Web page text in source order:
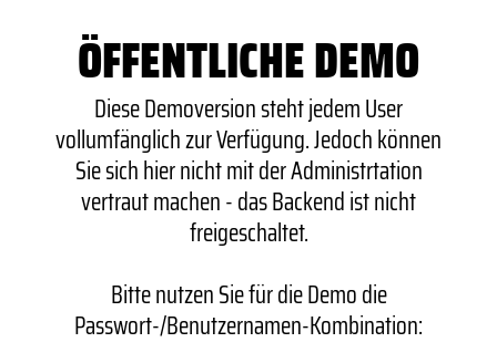
ÖFFENTLICHE DEMO
Diese Demoversion steht jedem User
vollumfänglich zur Verfügung. Jedoch können
Sie sich hier nicht mit der Administrtation
vertraut machen - das Backend ist nicht
freigeschaltet.
Bitte nutzen Sie für die Demo die
Passwort-/Benutzernamen-Kombination: